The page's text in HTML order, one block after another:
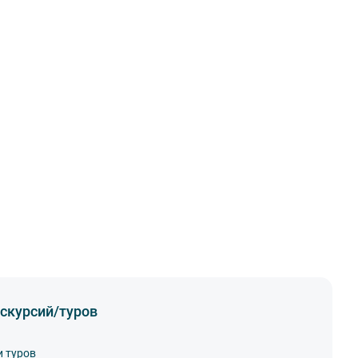
туров
туров